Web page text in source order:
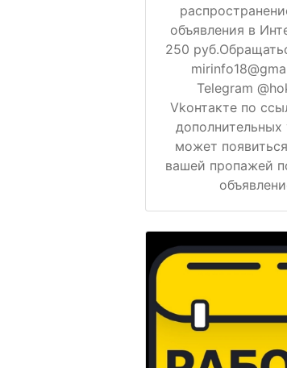
объявления в
250
Telegram
Vkонтакте по
дополнительных
может
вашей пропажей